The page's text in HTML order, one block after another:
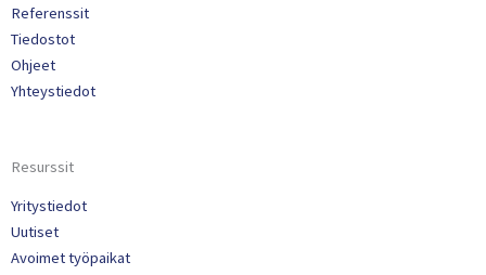
Referenssit
Tiedostot
Ohjeet
Yhteystiedot
Resurssit
Yritystiedot
Uutiset
Avoimet työpaikat